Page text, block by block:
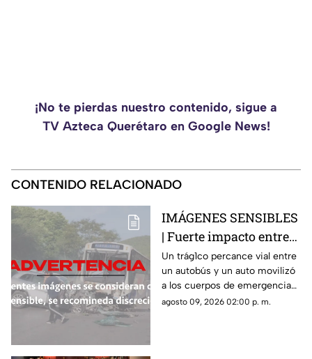
¡No te pierdas nuestro contenido, sigue a
TV Azteca Querétaro en Google News!
CONTENIDO RELACIONADO
IMÁGENES SENSIBLES
| Fuerte impacto entre
autobús y vehículo deja
saldo fatal y nueve
heridos
Un trág1co percance vial entre
un autobús y un auto movilizó
a los cuerpos de emergencia
en Morelos
agosto 09, 2026 02:00 p. m.